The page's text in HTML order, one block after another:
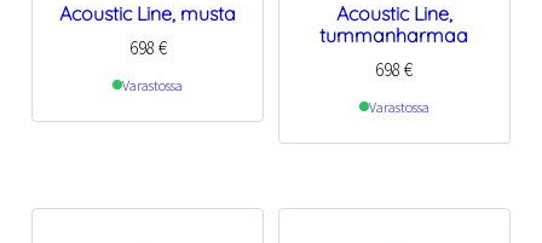
Acoustic Line, musta
698 €
Varastossa
Acoustic Line,
tummanharmaa
698€
Varastossa